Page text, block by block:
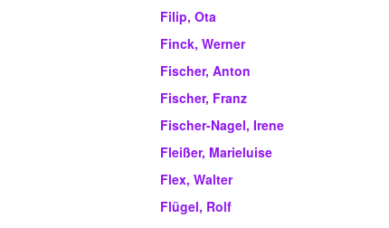
Filip, Ota
Finck, Werner
Fischer, Anton
Fischer, Franz
Fischer-Nagel, Irene
Fleißer, Marieluise
Flex, Walter
Flügel, Rolf